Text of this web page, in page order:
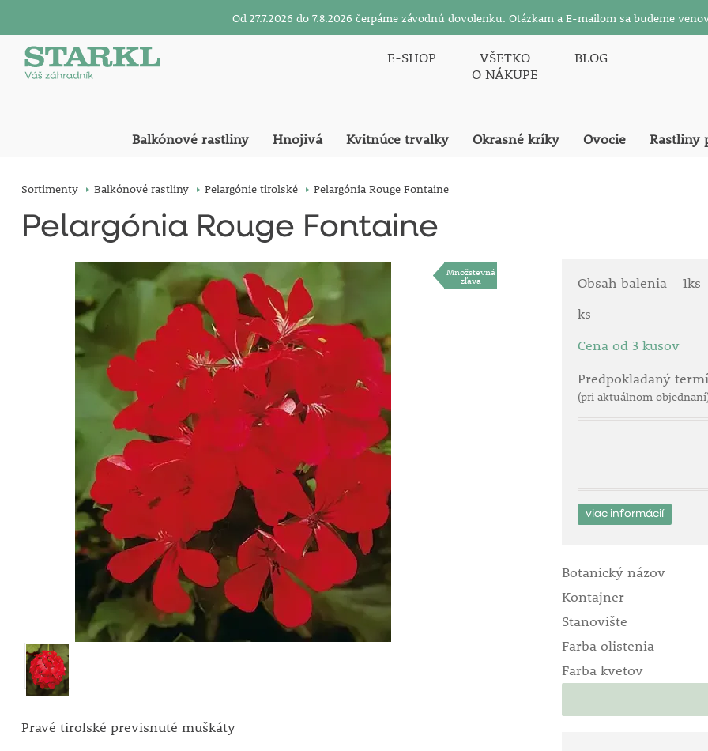
Od 27.7.2026 do 7.8.2026 čerpáme závodnú dovolenku. Otázkam a E-mailom sa budeme
E-SHOP
VŠETKO
O NÁKUPE
BLOG
Balkónové rastliny Hnojivá Kvitnúce trvalky Okrasné kríky Ovocie Rastliny
Sortimenty Balkónové rastliny Pelargónie tirolské Pelargónia Rouge Fontaine
Pelargónia Rouge Fontaine
Množstevná
zľava
Pravé tirolské previsnuté muškáty
Obsah balenia
1ks
ks
Cena od 3 kusov
Predpokladaný
(pri aktuálnom
viac informácií
Botanický názov
Kontajner
Stanovište
Farba olistenia
Farba kvetov